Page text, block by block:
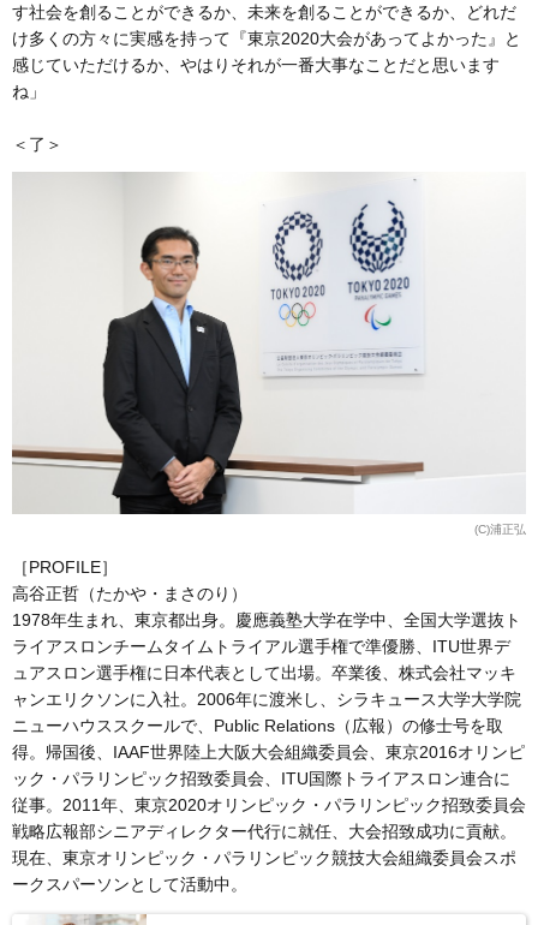
す社会を創ることができるか、未来を創ることができるか、どれだ
け多くの方々に実感を持って『東京2020大会があってよかった』と
感じていただけるか、やはりそれが一番大事なことだと思います
ね」
＜了＞
(C)浦正弘
［PROFILE］
高谷正哲（たかや・まさのり）
1978年生まれ、東京都出身。慶應義塾大学在学中、全国大学選抜ト
ライアスロンチームタイムトライアル選手権で準優勝、ITU世界デ
ュアスロン選手権に日本代表として出場。卒業後、株式会社マッキ
ャンエリクソンに入社。2006年に渡米し、シラキュース大学大学院
ニューハウススクールで、Public Relations（広報）の修士号を取
得。帰国後、IAAF世界陸上大阪大会組織委員会、東京2016オリンピ
ック・パラリンピック招致委員会、ITU国際トライアスロン連合に
従事。2011年、東京2020オリンピック・パラリンピック招致委員会
戦略広報部シニアディレクター代行に就任、大会招致成功に貢献。
現在、東京オリンピック・パラリンピック競技大会組織委員会スポ
ークスパーソンとして活動中。